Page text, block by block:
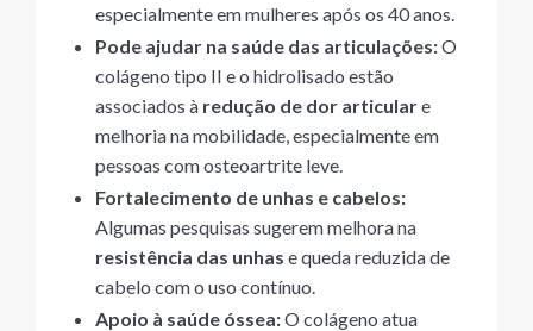
especialmente em mulheres após os 40 anos.
Pode ajudar na saúde das articulações:O
colágeno tipo II e o hidrolisado estão
associados à redução de dor articulare
melhoria na mobilidade, especialmente em
pessoas com osteoartrite leve.
Fortalecimento de unhas e cabelos:
Algumas pesquisas sugerem melhora na
resistência das unhas e queda reduzida de
cabelo com o uso contínuo.
Apoio à saúde óssea:O colágeno atua